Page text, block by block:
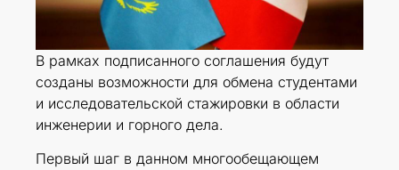
В рамках подписанного соглашения будут
созданы возможности для обмена студентами
и исследовательской стажировки в области
инженерии и горного дела.
Первый шаг в данном многообещающем